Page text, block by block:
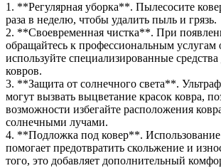
1. **Регулярная уборка**. Пылесосите
раза в неделю, чтобы удалить пыль и грязь.
2. **Своевременная чистка**. При
обращайтесь к профессиональным услугам
используйте специализированные средства
ковров.
3. **Защита от солнечного света**.
могут вызвать выцветание красок ковра,
возможности избегайте расположения
солнечными лучами.
4. **Подложка под ковер**.
помогает предотвратить скольжение и
того, это добавляет дополнительный